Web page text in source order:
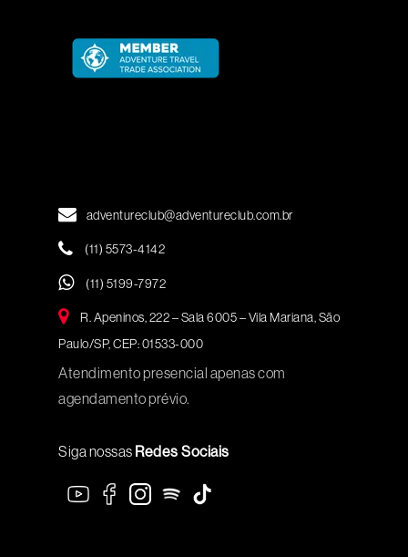
adventureclub@adventureclub.com.br
(11) 5573-4142
(11) 5199-7972
R. Apeninos, 222 – Sala 6005 – Vila Mariana, São
Paulo/SP, CEP: 01533-000
Atendimento presencial apenas com
agendamento prévio.
Siga nossas Redes Sociais